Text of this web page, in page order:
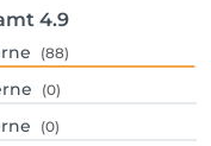
4.9
(88)
(0)
(0)